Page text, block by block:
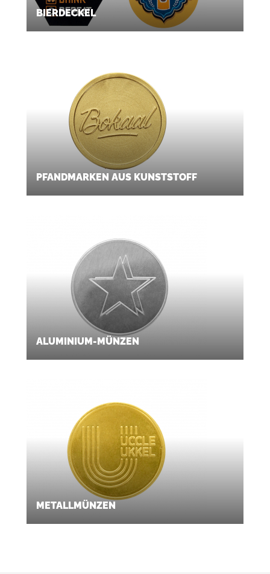
BIERDECKEL
PFANDMARKEN AUS KUNSTSTOFF
ALUMINIUM-MÜNZEN
METALLMÜNZEN